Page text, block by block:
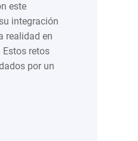
este
integración
realidad en
Estos retos
por un